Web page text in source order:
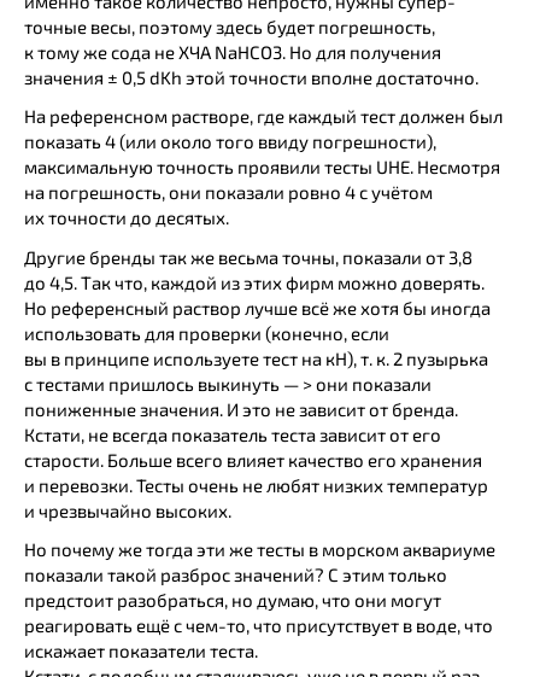
точные весы, поэтому здесь будет погрешность,
к тому же сода не ХЧА NaHCO3. Но для получения
значения ± 0,5 dKh этой точности вполне достаточно.
На референсном растворе, где каждый тест должен был
показать 4 (или около того ввиду погрешности),
максимальную точность проявили тесты UHE. Несмотря
на погрешность, они показали ровно 4 с учётом
их точности до десятых.
Другие бренды так же весьма точны, показали от 3,8
до 4,5. Так что, каждой из этих фирм можно доверять.
Но референсный раствор лучше всё же хотя бы иногда
использовать для проверки (конечно, если
вы в принципе используете тест на кН), т. к. 2 пузырька
с тестами пришлось выкинуть — > они показали
пониженные значения. И это не зависит от бренда.
Кстати, не всегда показатель теста зависит от его
старости. Больше всего влияет качество его хранения
и перевозки. Тесты очень не любят низких температур
и чрезвычайно высоких.
Но почему же тогда эти же тесты в морском аквариуме
показали такой разброс значений? С этим только
предстоит разобраться, но думаю, что они могут
реагировать ещё с чем-то, что присутствует в воде, что
искажает показатели теста.